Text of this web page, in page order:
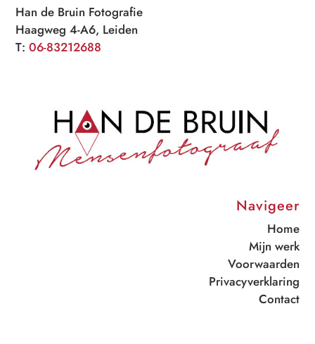
Han de Bruin Fotografie
Haagweg 4-A6, Leiden
T:06-83212688
Navigeer
Home
Mijn werk
Voorwaarden
Privacyverklaring
Contact